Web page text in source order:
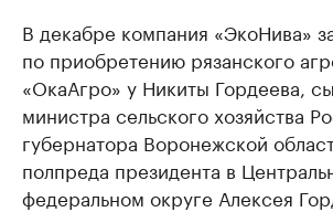
В декабре компания «ЭкоНива»
по приобретению рязанского
«ОкаАгро» у Никиты Гордеева,
министра сельского хозяйства
губернатора Воронежской
полпреда президента в
федеральном округе Алексея